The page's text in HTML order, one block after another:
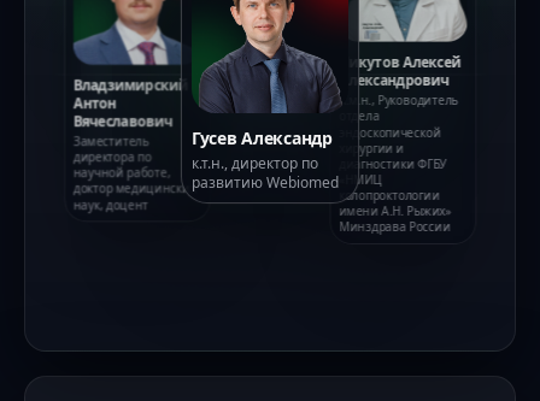
Гусев Александр
к.т.н., директор по
развитию Webiomed
Ликутов Алексей
Александрович
К.м.н., Руководитель
эндоскопической
хирургии и
диагностики ФГБУ
«НМИЦ
Лычагов
Александр
Николаевич
Заместитель
директора по
проектной
деятельности